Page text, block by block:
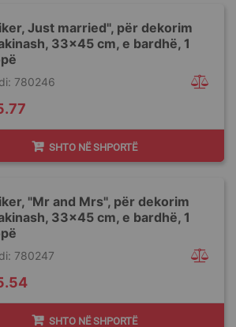
Just married", për dekorim
33x45 cm, e bardhë, 1
780246
SHTO NË SHPORTË
"Mr and Mrs", për dekorim
33x45 cm, e bardhë, 1
780247
SHTO NË SHPORTË